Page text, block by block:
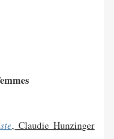
, Claudie Hunzinger